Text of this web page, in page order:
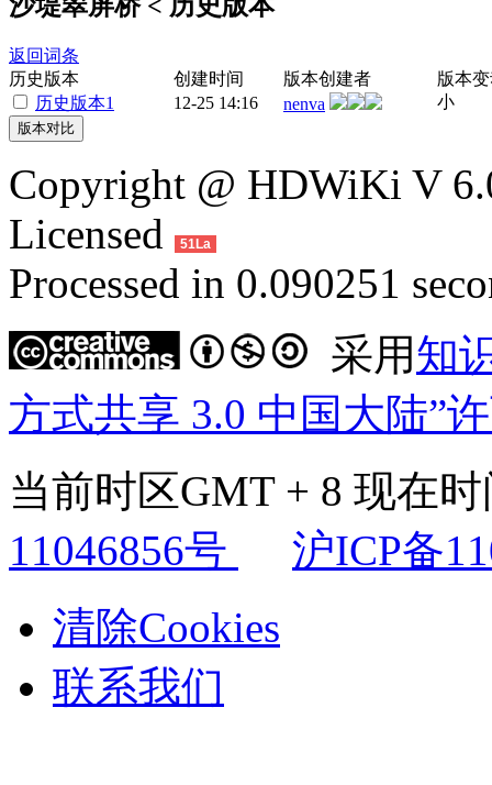
返回词条
历史版本
创建时间 版本创建者
版本
历史版本1
12-25 14:16 nenva 小
Copyright @ HDWiKi V
Licensed
51La
Processed in 0.090251
采用知
方式共享 3.0 中国大陆”
当前时区GMT + 8 现在
11046856号
沪ICP备
清除Cookies
联系我们